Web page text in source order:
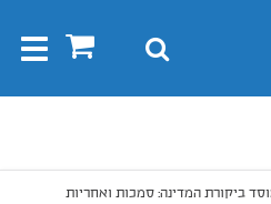
0 חיפוש
ביקורת המדינה: סמכות ואחריות